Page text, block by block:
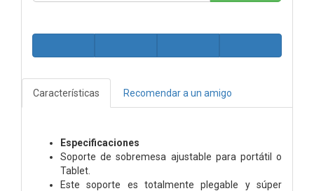
Características Recomendar a un amigo
Especificaciones
Soporte de sobremesa ajustable para portátil o
Tablet.
Este soporte es totalmente plegable y súper